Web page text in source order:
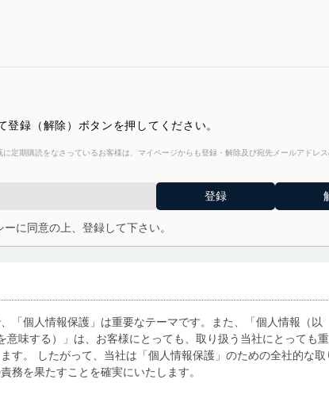
録（解除）ボタンを押してください。
期購読をなさっているお客様は、マイページからも登録・解除及び宛先メールアドレ
に同意の上、登録して下さい。
「個人情報保護」は重要なテーマです。また、「個人情報（以
味する）」は、お客様にとっても、取り扱う当社にとっても
す。 したがって、当社は「個人情報保護」のための全社的な取
務を果たすことを確実にいたします。